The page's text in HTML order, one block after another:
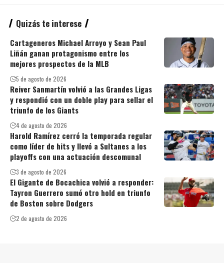
Quizás te interese
Cartageneros Michael Arroyo y Sean Paul
Liñán ganan protagonismo entre los
mejores prospectos de la MLB
5 de agosto de 2026
Reiver Sanmartín volvió a las Grandes Ligas
y respondió con un doble play para sellar el
triunfo de los Giants
4 de agosto de 2026
Harold Ramírez cerró la temporada regular
como líder de hits y llevó a Sultanes a los
playoffs con una actuación descomunal
3 de agosto de 2026
El Gigante de Bocachica volvió a responder:
Tayron Guerrero sumó otro hold en triunfo
de Boston sobre Dodgers
2 de agosto de 2026